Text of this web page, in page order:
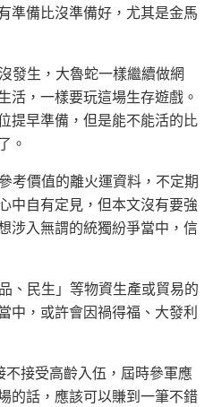
準備比沒準備好，尤其是金馬
生，大魯蛇一樣繼續做網
活，一樣要玩這場生存遊戲。
提早準備，但是能不能活的比
。
價值的離火運資料，不定期
中自有定見，但本文沒有要強
涉入無謂的統獨紛爭當中，信
民生」等物資生產或貿易的
中，或許會因禍得福、大發利
接受高齡入伍，屆時參軍應
的話，應該可以賺到一筆不錯